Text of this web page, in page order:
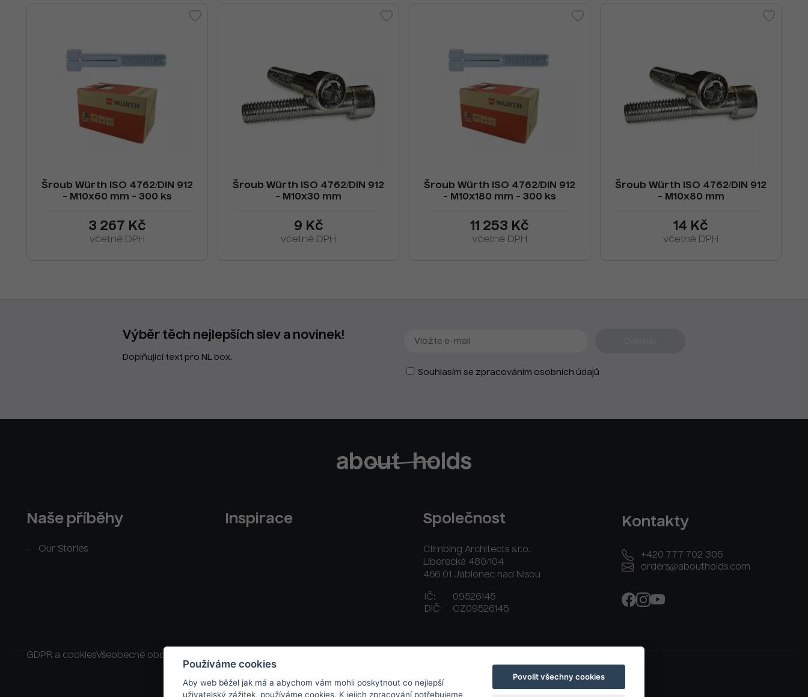
Šroub Würth ISO 4762/DIN 912
- M10x60 mm - 300 ks
3 267 Kč
včetně DPH
Šroub Würth ISO 4762/DIN 912
- M10x30 mm
9 Kč
včetně DPH
Šroub Würth ISO 4762/DIN 912
- M10x180 mm - 300 ks
11 253 Kč
včetně DPH
Šroub Würth ISO 4762/DIN 912
- M10x80 mm
14 Kč
včetně DPH
Výběr těch nejlepších slev a novinek!
Doplňující text pro NL box.
Souhlasím se zpracováním osobních údajů
Naše příběhy
Our Stories
Inspirace Společnost
Climbing Architects s.r.o.
Liberecká 480/104
466 01 Jablonec nad Nisou
IČ:
09526145
DIČ:
CZ09526145
Kontakty
+420 777 702 305
orders@aboutholds.com
GDPR a cookiesVšeobecné obchodní podmínky
Používáme cookies
Aby web běžel jak má a abychom vám mohli poskytnout co nejlepší
uživatelský zážitek, používáme cookies. K jejich zpracování potřebujeme
Povolit všechny cookies